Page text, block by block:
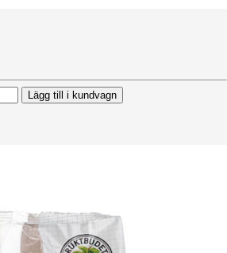
Lägg till i kundvagn